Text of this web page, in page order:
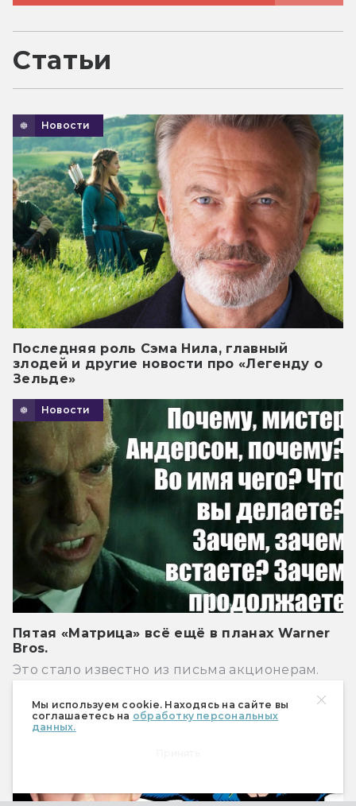
Мы используем cookie. Находясь на сайте вы
соглашаетесь на обработку персональных
данных.
Статьи
Новости
Последняя роль Сэма Нила, главный
злодей и другие новости про «Легенду о
Зельде»
Новости
Пятая «Матрица» всё ещё в планах Warner
Bros.
Это стало известно из письма акционерам.
Новости